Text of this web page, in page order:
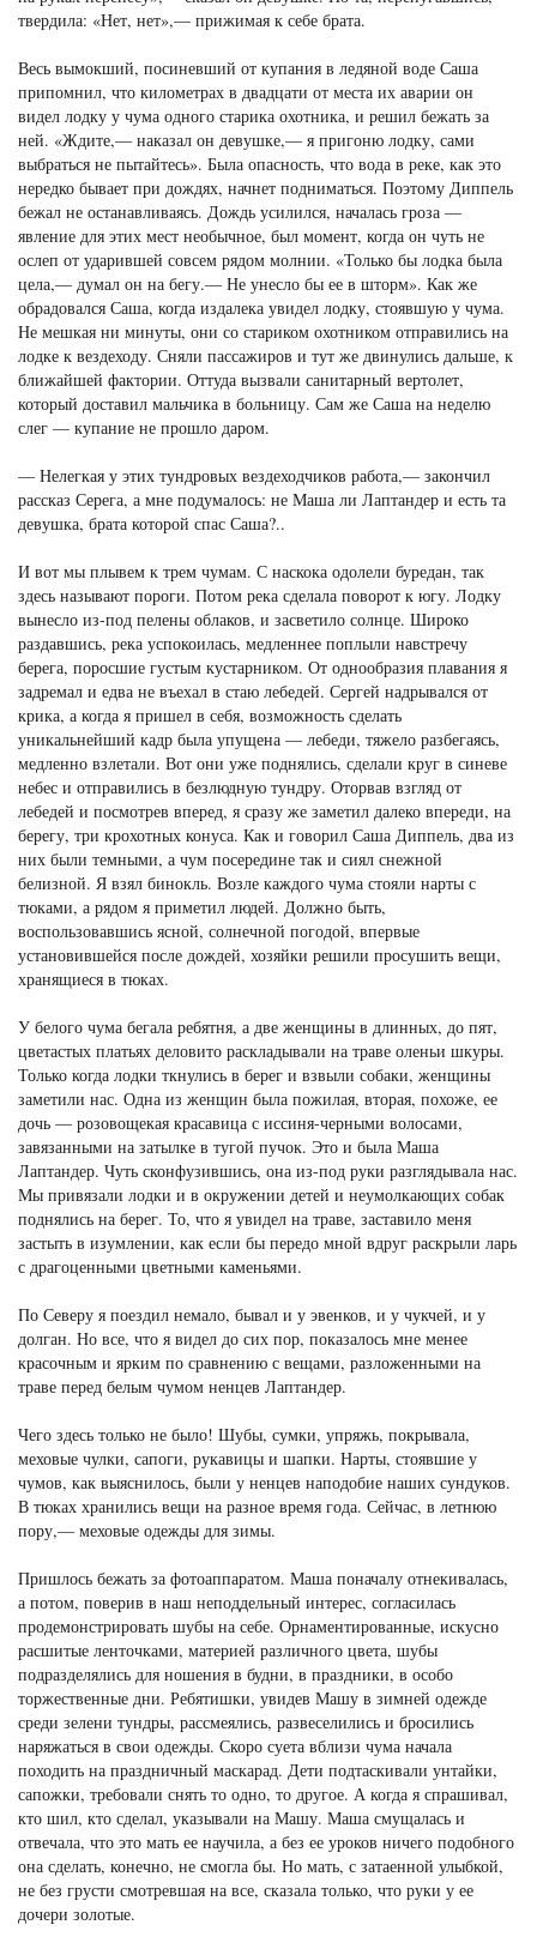
твердила: «Нет, нет»,— прижимая к себе брата.
Весь вымокший, посиневший от купания в ледяной воде Саша
припомнил, что километрах в двадцати от места их аварии он
видел лодку у чума одного старика охотника, и решил бежать за
ней. «Ждите,— наказал он девушке,— я пригоню лодку, сами
выбраться не пытайтесь». Была опасность, что вода в реке, как это
нередко бывает при дождях, начнет подниматься. Поэтому Диппель
бежал не останавливаясь. Дождь усилился, началась гроза —
явление для этих мест необычное, был момент, когда он чуть не
ослеп от ударившей совсем рядом молнии. «Только бы лодка была
цела,— думал он на бегу.— Не унесло бы ее в шторм». Как же
обрадовался Саша, когда издалека увидел лодку, стоявшую у чума.
Не мешкая ни минуты, они со стариком охотником отправились на
лодке к вездеходу. Сняли пассажиров и тут же двинулись дальше, к
ближайшей фактории. Оттуда вызвали санитарный вертолет,
который доставил мальчика в больницу. Сам же Саша на неделю
слег — купание не прошло даром.
— Нелегкая у этих тундровых вездеходчиков работа,— закончил
рассказ Серега, а мне подумалось: не Маша ли Лаптандер и есть та
девушка, брата которой спас Саша?..
И вот мы плывем к трем чумам. С наскока одолели буредан, так
здесь называют пороги. Потом река сделала поворот к югу. Лодку
вынесло из-под пелены облаков, и засветило солнце. Широко
раздавшись, река успокоилась, медленнее поплыли навстречу
берега, поросшие густым кустарником. От однообразия плавания я
задремал и едва не въехал в стаю лебедей. Сергей надрывался от
крика, а когда я пришел в себя, возможность сделать
уникальнейший кадр была упущена — лебеди, тяжело разбегаясь,
медленно взлетали. Вот они уже поднялись, сделали круг в синеве
небес и отправились в безлюдную тундру. Оторвав взгляд от
лебедей и посмотрев вперед, я сразу же заметил далеко впереди, на
берегу, три крохотных конуса. Как и говорил Саша Диппель, два из
них были темными, а чум посередине так и сиял снежной
белизной. Я взял бинокль. Возле каждого чума стояли нарты с
тюками, а рядом я приметил людей. Должно быть,
воспользовавшись ясной, солнечной погодой, впервые
установившейся после дождей, хозяйки решили просушить вещи,
хранящиеся в тюках.
У белого чума бегала ребятня, а две женщины в длинных, до пят,
цветастых платьях деловито раскладывали на траве оленьи шкуры.
Только когда лодки ткнулись в берег и взвыли собаки, женщины
заметили нас. Одна из женщин была пожилая, вторая, похоже, ее
дочь — розовощекая красавица с иссиня-черными волосами,
завязанными на затылке в тугой пучок. Это и была Маша
Лаптандер. Чуть сконфузившись, она из-под руки разглядывала нас.
Мы привязали лодки и в окружении детей и неумолкающих собак
поднялись на берег. То, что я увидел на траве, заставило меня
застыть в изумлении, как если бы передо мной вдруг раскрыли ларь
с драгоценными цветными каменьями.
По Северу я поездил немало, бывал и у эвенков, и у чукчей, и у
долган. Но все, что я видел до сих пор, показалось мне менее
красочным и ярким по сравнению с вещами, разложенными на
траве перед белым чумом ненцев Лаптандер.
Чего здесь только не было! Шубы, сумки, упряжь, покрывала,
меховые чулки, сапоги, рукавицы и шапки. Нарты, стоявшие у
чумов, как выяснилось, были у ненцев наподобие наших сундуков.
В тюках хранились вещи на разное время года. Сейчас, в летнюю
пору,— меховые одежды для зимы.
Пришлось бежать за фотоаппаратом. Маша поначалу отнекивалась,
а потом, поверив в наш неподдельный интерес, согласилась
продемонстрировать шубы на себе. Орнаментированные, искусно
расшитые ленточками, материей различного цвета, шубы
подразделялись для ношения в будни, в праздники, в особо
торжественные дни. Ребятишки, увидев Машу в зимней одежде
среди зелени тундры, рассмеялись, развеселились и бросились
наряжаться в свои одежды. Скоро суета вблизи чума начала
походить на праздничный маскарад. Дети подтаскивали унтайки,
сапожки, требовали снять то одно, то другое. А когда я спрашивал,
кто шил, кто сделал, указывали на Машу. Маша смущалась и
отвечала, что это мать ее научила, а без ее уроков ничего подобного
она сделать, конечно, не смогла бы. Но мать, с затаенной улыбкой,
не без грусти смотревшая на все, сказала только, что руки у ее
дочери золотые.